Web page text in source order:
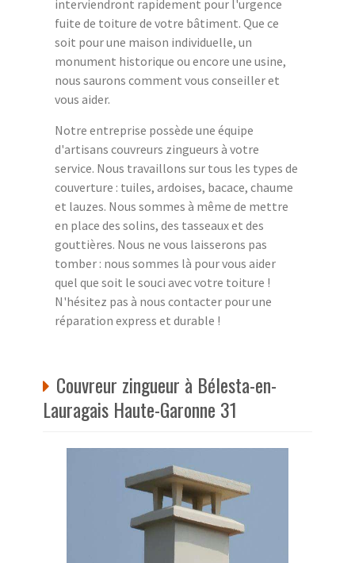
interviendront rapidement pour l'urgence
fuite de toiture de votre bâtiment. Que ce
soit pour une maison individuelle, un
monument historique ou encore une usine,
nous saurons comment vous conseiller et
vous aider.
Notre entreprise possède une équipe
d'artisans couvreurs zingueurs à votre
service. Nous travaillons sur tous les types de
couverture : tuiles, ardoises, bacace, chaume
et lauzes. Nous sommes à même de mettre
en place des solins, des tasseaux et des
gouttières. Nous ne vous laisserons pas
tomber : nous sommes là pour vous aider
quel que soit le souci avec votre toiture !
N'hésitez pas à nous contacter pour une
réparation express et durable !
Couvreur zingueur à Bélesta-en-
Lauragais Haute-Garonne 31